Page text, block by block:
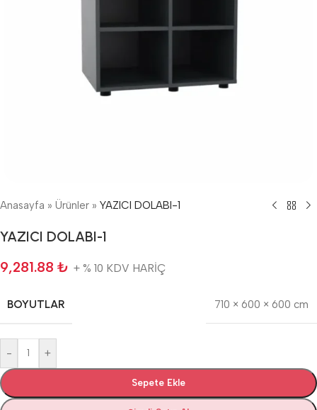
Anasayfa » Ürünler » YAZICI DOLABI-1
YAZICI DOLABI-1
9,281.88 ₺ + % 10 KDV HARİÇ
BOYUTLAR 710 × 600 × 600 cm
- +
Sepete Ekle